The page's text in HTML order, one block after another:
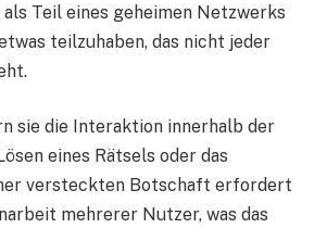
Teil eines geheimen Netzwerks
teilzuhaben, das nicht jeder
sie die Interaktion innerhalb der
eines Rätsels oder das
versteckten Botschaft erfordert
mehrerer Nutzer, was das